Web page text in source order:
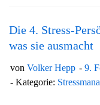
Die 4. Stress-
was sie ausmacht
von Volker Hepp
9.
Kategorie: